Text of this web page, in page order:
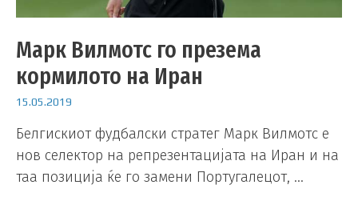
Марк Вилмотс го презема
кормилото на Иран
15.05.2019
Белгискиот фудбалски стратег Марк Вилмотс е
нов селектор на репрезентацијата на Иран и на
таа позиција ќе го замени Португалецот, …